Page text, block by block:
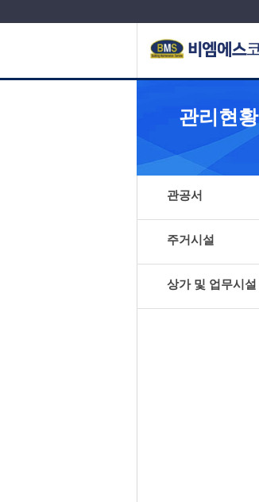
관리현황
관공서
주거시설
상가 및 업무시설